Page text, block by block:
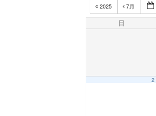
2025 7月
日
2